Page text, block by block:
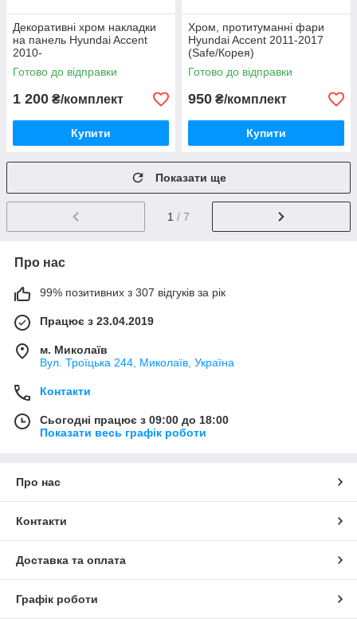
Декоративні хром накладки
на панель Hyundai Accent
2010-
Готово до відправки
1 200 ₴/комплект
Купити
Хром, протитуманні фари
Hyundai Accent 2011-2017
(Safe/Корея)
Готово до відправки
950 ₴/комплект
Купити
Показати ще
1 / 7
Про нас
99% позитивних з 307 відгуків за рік
Працює з 23.04.2019
м. Миколаїв
Вул. Троїцька 244, Миколаїв, Україна
Контакти
Сьогодні працює з 09:00 до 18:00
Показати весь графік роботи
Про нас
Контакти
Доставка та оплата
Графік роботи